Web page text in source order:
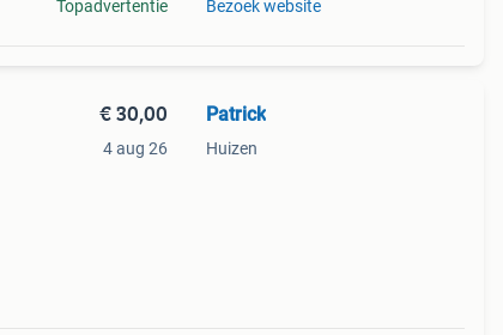
Topadvertentie Bezoek website
€ 30,00
4 aug 26
Patrick
Huizen